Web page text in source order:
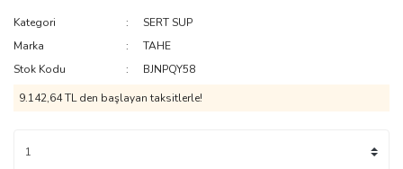
Kategori
SERT SUP
Marka
TAHE
Stok Kodu
BJNPQY58
9.142,64 TL den başlayan taksitlerle!